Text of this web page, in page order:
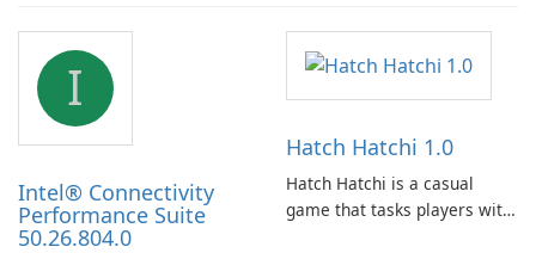
I
Intel® Connectivity
Performance Suite
50.26.804.0
Hatch Hatchi 1.0
Hatch Hatchi is a casual
game that tasks players with